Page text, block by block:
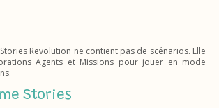
Revolution ne contient pas de scénarios. Elle
Agents et Missions pour jouer en mode
Stories